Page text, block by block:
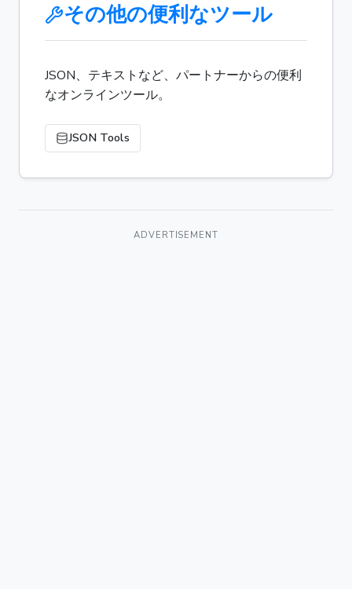
その他の便利なツール
JSON、テキストなど、パートナーからの便利
なオンラインツール。
JSON Tools
ADVERTISEMENT